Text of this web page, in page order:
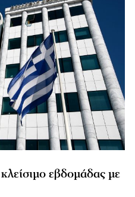
εβδομάδας με